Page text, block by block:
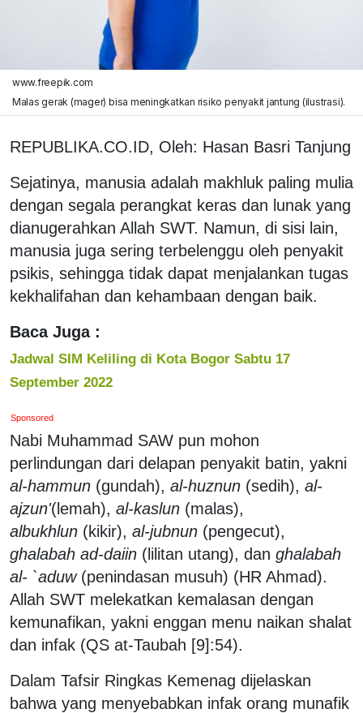
www.freepik.com
Malas gerak (mager) bisa meningkatkan risiko penyakit jantung (ilustrasi).
REPUBLIKA.CO.ID, Oleh: Hasan Basri Tanjung
Sejatinya, manusia adalah makhluk paling mulia
dengan segala perangkat keras dan lunak yang
dianugerahkan Allah SWT. Namun, di sisi lain,
manusia juga sering terbelenggu oleh penyakit
psikis, sehingga tidak dapat menjalankan tugas
kekhalifahan dan kehambaan dengan baik.
Baca Juga :
Jadwal SIM Keliling di Kota Bogor Sabtu 17
September 2022
Sponsored
Nabi Muhammad SAW pun mohon
perlindungan dari delapan penyakit batin, yakni
al-hammun (gundah), al-huznun (sedih), al-
ajzun'(lemah), al-kaslun (malas),
albukhlun (kikir), al-jubnun (pengecut),
ghalabah ad-daiin (lilitan utang), dan ghalabah
al- `aduw (penindasan musuh) (HR Ahmad).
Allah SWT melekatkan kemalasan dengan
kemunafikan, yakni enggan menu naikan shalat
dan infak (QS at-Taubah [9]:54).
Dalam Tafsir Ringkas Kemenag dijelaskan
bahwa yang menyebabkan infak orang munafik